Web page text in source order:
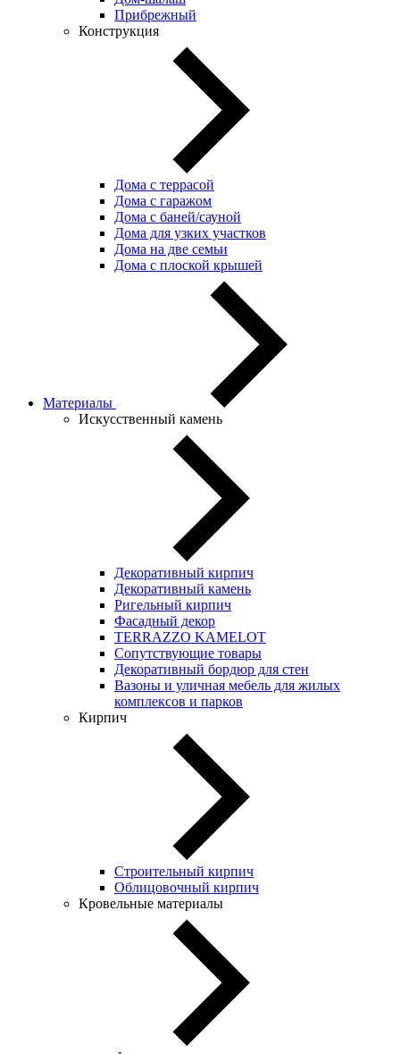
Прибрежный
Конструкция
Дома с террасой
Дома с гаражом
Дома с баней/сауной
Дома для узких участков
Дома на две семьи
Дома с плоской крышей
Материалы
Искусственный камень
Декоративный кирпич
Декоративный камень
Ригельный кирпич
Фасадный декор
TERRAZZO KAMELOT
Сопутствующие товары
Декоративный бордюр для стен
Вазоны и уличная мебель для жилых
комплексов и парков
Кирпич
Строительный кирпич
Облицовочный кирпич
Кровельные материалы